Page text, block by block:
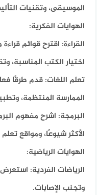
الموسيقى، وتقنيات
الهوايات الفكرية:
القراءة: اقترح قوائم
اختيار الكتب المناسبة،
تعلم اللغات: قدم طرقًا
الممارسة المنتظمة،
البرمجة: اشرح مفهوم
الأكثر شيوعًا، ومواقع
الهوايات الرياضية:
الرياضات الفردية:
وتجنب الإصابات.